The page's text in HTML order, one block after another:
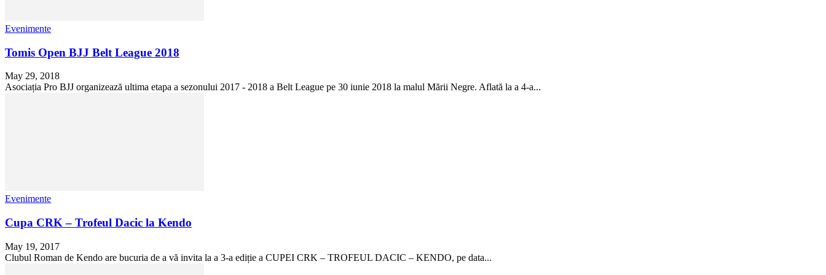
Evenimente
Tomis Open BJJ Belt League 2018
May 29, 2018
Asociația Pro BJJ organizează ultima etapa a sezonului 2017 - 2018 a Belt League pe 30 iunie 2018 la malul Mării Negre. Aflată la a 4-a...
Evenimente
Cupa CRK – Trofeul Dacic la Kendo
May 19, 2017
Clubul Roman de Kendo are bucuria de a vă invita la a 3-a ediție a CUPEI CRK – TROFEUL DACIC – KENDO, pe data...